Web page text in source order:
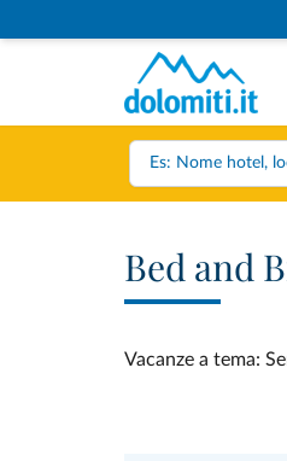
Bed and
Vacanze a tema: